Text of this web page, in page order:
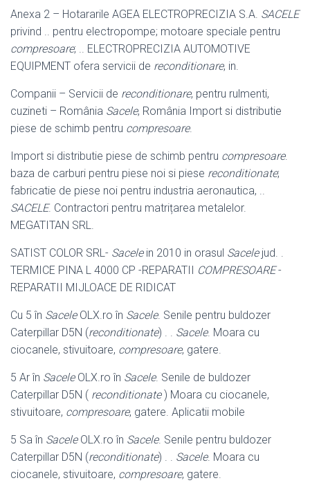
Anexa 2 – Hotararile AGEA ELECTROPRECIZIA S.A. SACELE
privind .. pentru electropompe; motoare speciale pentru
compresoare; .. ELECTROPRECIZIA AUTOMOTIVE
EQUIPMENT ofera servicii de reconditionare, in.
Companii – Servicii de reconditionare, pentru rulmenti,
cuzineti – România Sacele, România Import si distributie
piese de schimb pentru compresoare.
Import si distributie piese de schimb pentru compresoare.
baza de carburi pentru piese noi si piese reconditionate;
fabricatie de piese noi pentru industria aeronautica, ..
SACELE. Contractori pentru matrițarea metalelor.
MEGATITAN SRL.
SATIST COLOR SRL- Sacelein 2010 in orasul Sacelejud. .
TERMICE PINA L 4000 CP -REPARATII
COMPRESOARE-
REPARATII MIJLOACE DE RIDICAT
Cu 5 în SaceleOLX.ro în Sacele. Senile pentru buldozer
Caterpillar D5N (reconditionate) . . Sacele. Moara cu
ciocanele, stivuitoare, compresoare, gatere.
5 Ar în SaceleOLX.ro în Sacele. Senile de buldozer
Caterpillar D5N ( reconditionate) Moara cu ciocanele,
stivuitoare, compresoare, gatere. Aplicatii mobile
5 Sa în SaceleOLX.ro în Sacele. Senile pentru buldozer
Caterpillar D5N (reconditionate) . . Sacele. Moara cu
ciocanele, stivuitoare, compresoare, gatere.